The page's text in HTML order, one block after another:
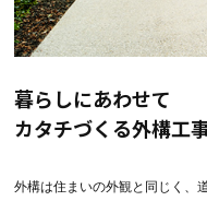
暮らしにあわせて
カタチづくる外構工
外構は住まいの外観と同じく、